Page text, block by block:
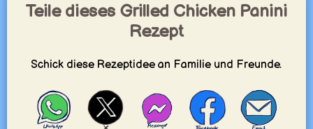
Teile dieses Grilled Chicken Panini
Rezept
Schick diese Rezeptidee an Familie und Freunde.